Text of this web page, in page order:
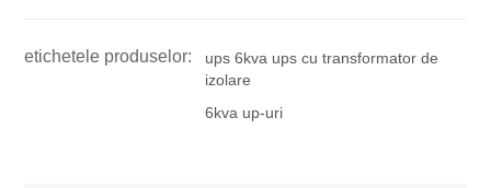
etichetele produselor:
ups 6kva ups cu transformator de
izolare
6kva up-uri